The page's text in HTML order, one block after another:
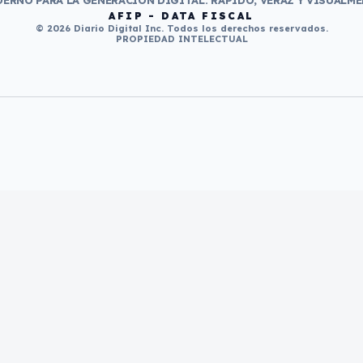
AFIP - DATA FISCAL
© 2026 Diario Digital Inc. Todos los derechos reservados.
PROPIEDAD INTELECTUAL